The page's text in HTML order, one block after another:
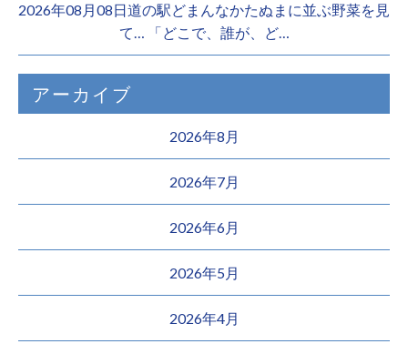
2026年08月08日道の駅どまんなかたぬまに並ぶ野菜を見
て… 「どこで、誰が、ど…
アーカイブ
2026年8月
2026年7月
2026年6月
2026年5月
2026年4月